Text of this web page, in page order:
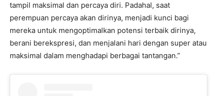
tampil maksimal dan percaya diri. Padahal, saat
perempuan percaya akan dirinya, menjadi kunci bagi
mereka untuk mengoptimalkan potensi terbaik dirinya,
berani berekspresi, dan menjalani hari dengan super atau
maksimal dalam menghadapi berbagai tantangan.”